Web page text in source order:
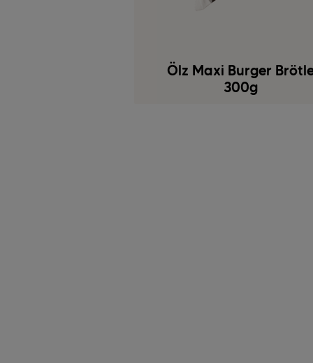
Ölz Maxi Burger
300g